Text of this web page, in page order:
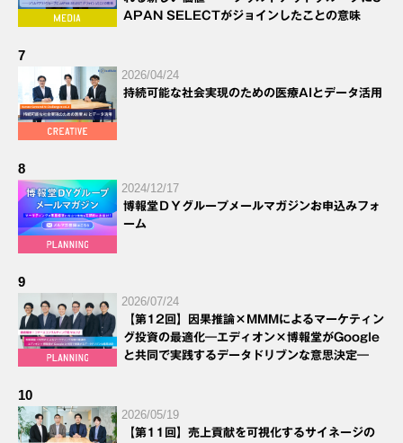
APAN SELECTがジョインしたことの意味
7
2026/04/24
持続可能な社会実現のための医療AIとデータ活用
8
2024/12/17
博報堂ＤＹグループメールマガジンお申込みフォ
ーム
9
2026/07/24
【第12回】因果推論×MMMによるマーケティン
グ投資の最適化―エディオン×博報堂がGoogle
と共同で実践するデータドリブンな意思決定―
10
2026/05/19
【第11回】売上貢献を可視化するサイネージの